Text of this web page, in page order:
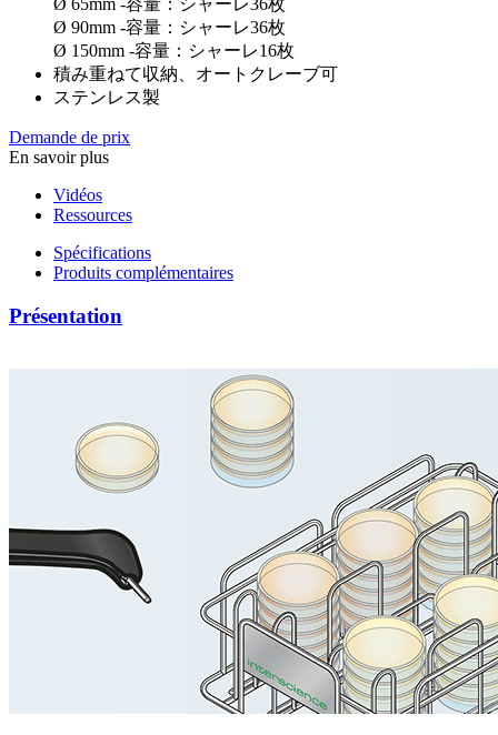
Ø 90mm -容量：シャーレ36枚
Ø 150mm -容量：シャーレ16枚
積み重ねて収納、オートクレーブ可
ステンレス製
Demande de prix
En savoir plus
Vidéos
Ressources
Spécifications
Produits complémentaires
Présentation